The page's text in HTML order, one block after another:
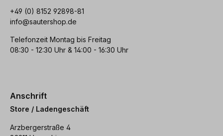
+49 (0) 8152 92898-81
info@sautershop.de
Telefonzeit Montag bis Freitag
08:30 - 12:30 Uhr & 14:00 - 16:30 Uhr
Anschrift
Store / Ladengeschäft
Arzbergerstraße 4